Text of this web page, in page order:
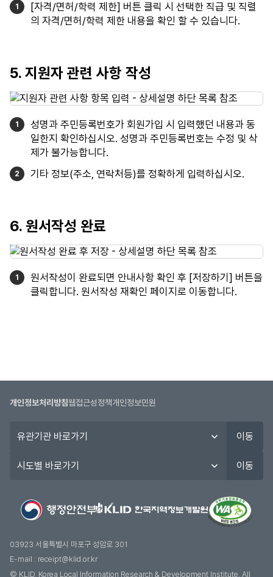
[자격/면허/학력 제한] 버튼 클릭 시 선택한 직급 및 직렬
의 자격/면허/학력 제한 내용을 확인 할 수 있습니다.
5. 지원자 관련 사항 작성
성명과 주민등록번호가 회원가입 시 입력했던 내용과 동
일한지 확인하십시오. 성명과 주민등록번호는 수정 및 삭
제가 불가능합니다.
기타 정보(주소, 연락처등)를 정확하게 입력하십시오.
6. 원서작성 완료
원서작성이 완료되면 안내사항 확인 후 [저장하기] 버튼을
클릭합니다. 원서작성 재확인 페이지로 이동합니다.
개인정보처리방침웹접근성정책개인정보민원
관
이동
도
기
이동
03923 서울특별시 마포구 성암로 301
E-mail : receipt@klid.or.kr
© KLID, Korea Local Information Research & Development Institute. AII